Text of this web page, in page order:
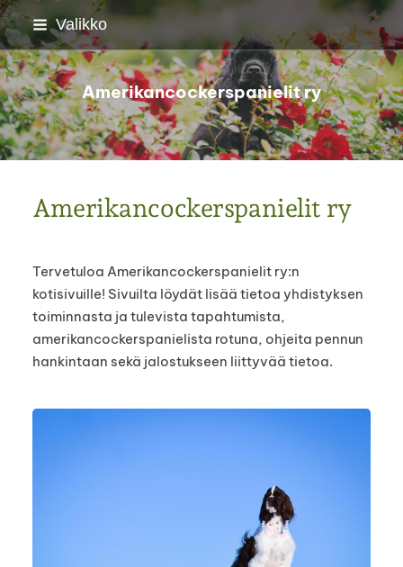
Siirry
sivun
sisältöön
Valikko
Amerikancockerspanielit ry
Amerikancockerspanielit ry
Tervetuloa Amerikancockerspanielit ry:n
kotisivuille! Sivuilta löydät lisää tietoa yhdistyksen
toiminnasta ja tulevista tapahtumista,
amerikancockerspanielista rotuna, ohjeita pennun
hankintaan sekä jalostukseen liittyvää tietoa.